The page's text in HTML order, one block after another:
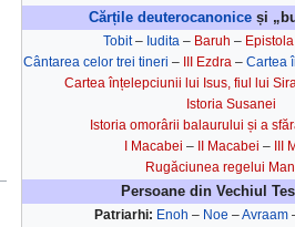
Cărțile deuterocanonice și
Tobit– Iudita– Baruh –
Cântarea celor trei tineri – III Ezdra – Cartea
Cartea înțelepciunii lui Isus, fiul lui
Istoria Susanei
Istoria omorârii balaurului și a
I Macabei – II Macabei –
III
Rugăciunea regelui
Persoane din Vechiul
Patriarhi: Enoh – Noe –Avraam